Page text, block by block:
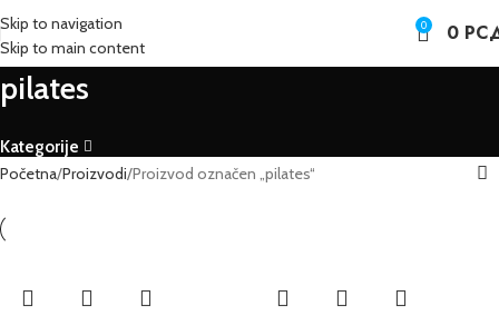
Skip to navigation
Skip to main content
0 0
pilates
Kategorije
Početna Proizvodi Proizvod označen „pilates“